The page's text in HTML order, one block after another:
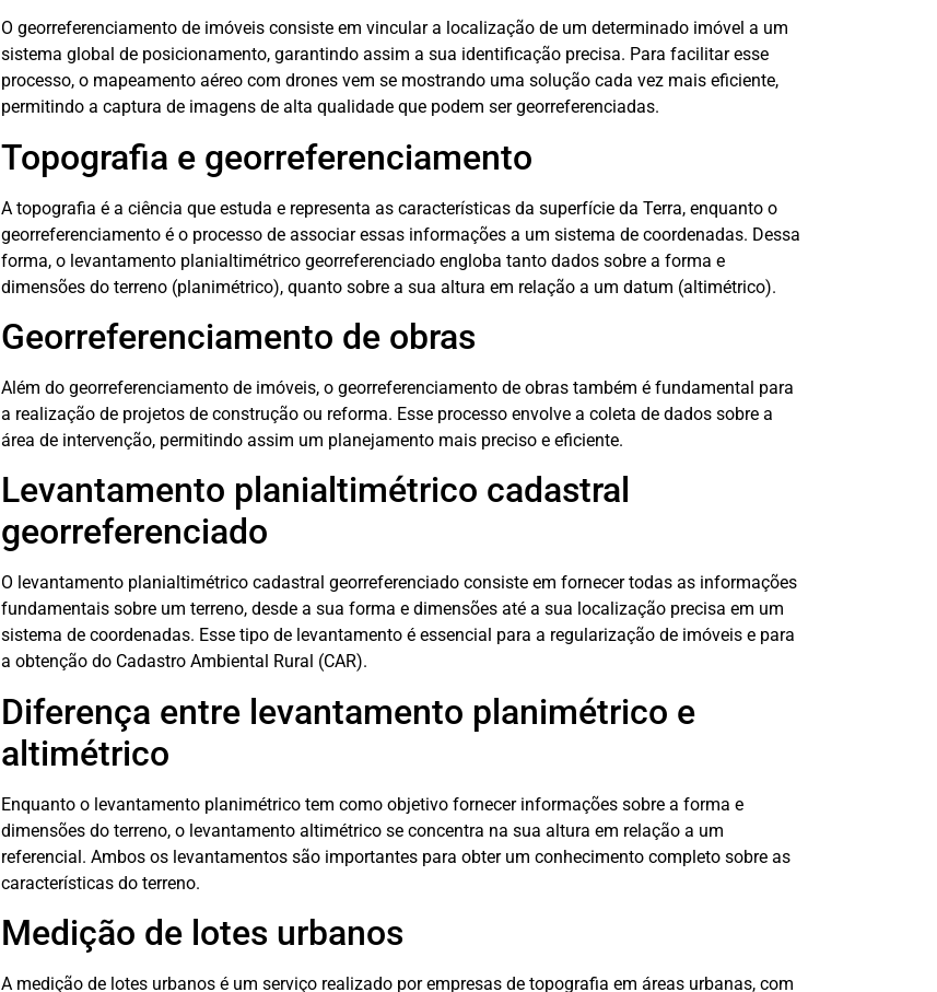
O georreferenciamento de imóveis consiste em vincular a localização de um determinado imóvel a um
sistema global de posicionamento, garantindo assim a sua identificação precisa. Para facilitar esse
processo, o mapeamento aéreo com drones vem se mostrando uma solução cada vez mais eficiente,
permitindo a captura de imagens de alta qualidade que podem ser georreferenciadas.
Topografia e georreferenciamento
A topografia é a ciência que estuda e representa as características da superfície da Terra, enquanto o
georreferenciamento é o processo de associar essas informações a um sistema de coordenadas. Dessa
forma, o levantamento planialtimétrico georreferenciado engloba tanto dados sobre a forma e
dimensões do terreno (planimétrico), quanto sobre a sua altura em relação a um datum (altimétrico).
Georreferenciamento de obras
Além do georreferenciamento de imóveis, o georreferenciamento de obras também é fundamental para
a realização de projetos de construção ou reforma. Esse processo envolve a coleta de dados sobre a
área de intervenção, permitindo assim um planejamento mais preciso e eficiente.
Levantamento planialtimétrico cadastral
georreferenciado
O levantamento planialtimétrico cadastral georreferenciado consiste em fornecer todas as informações
fundamentais sobre um terreno, desde a sua forma e dimensões até a sua localização precisa em um
sistema de coordenadas. Esse tipo de levantamento é essencial para a regularização de imóveis e para
a obtenção do Cadastro Ambiental Rural (CAR).
Diferença entre levantamento planimétrico e
altimétrico
Enquanto o levantamento planimétrico tem como objetivo fornecer informações sobre a forma e
dimensões do terreno, o levantamento altimétrico se concentra na sua altura em relação a um
referencial. Ambos os levantamentos são importantes para obter um conhecimento completo sobre as
características do terreno.
Medição de lotes urbanos
A medição de lotes urbanos é um serviço realizado por empresas de topografia em áreas urbanas, com